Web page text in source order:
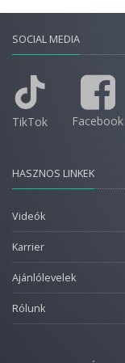
SOCIAL MEDIA
TikTok Facebook
HASZNOS LINKEK
Videók
Karrier
Ajánlólevelek
Rólunk